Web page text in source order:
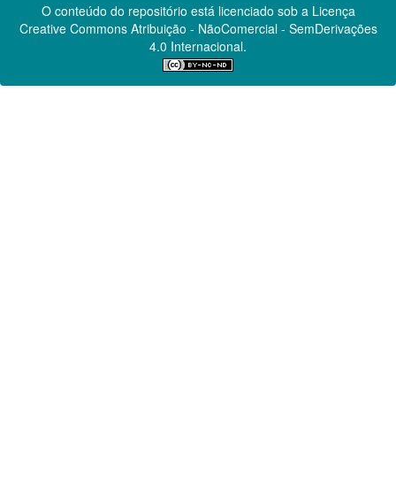
O conteúdo do repositório está licenciado sob a Licença
Creative CommonsAtribuição - NãoComercial - SemDerivações
4.0 Internacional.